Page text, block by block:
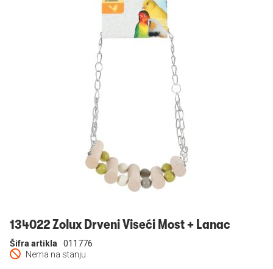
134022 Zolux Drveni Viseći Most + Lanac
Nema na stanju
Šifra artikla 011776